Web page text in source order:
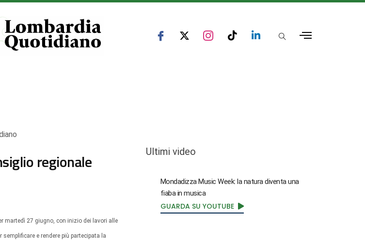
regionale
martedì 27 giugno, con inizio dei lavori alle
e rendere più partecipata la
Ultimi video
Mondadizza Music Week: la natura diventa una
fiaba in musica
GUARDA SU YOUTUBE